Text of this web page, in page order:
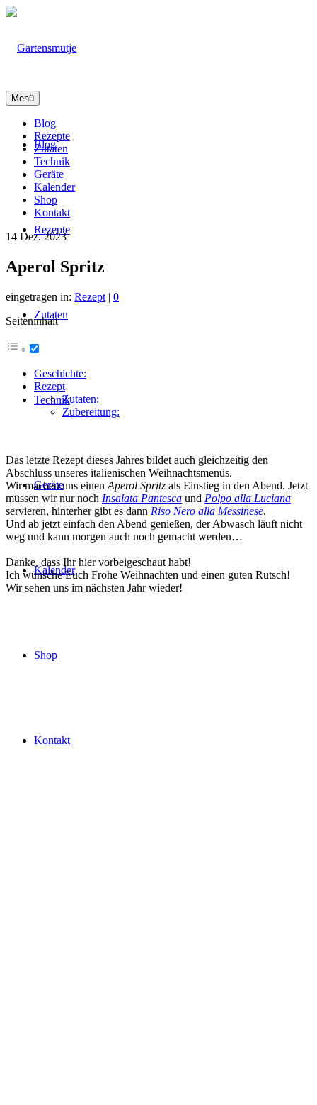
Blog
Rezepte
Zutaten
Technik
Geräte
Kalender
Shop
Kontakt
Menü
Blog
Rezepte
Zutaten
Technik
Geräte
Kalender
Shop
Kontakt
14 Dez. 2023
Aperol Spritz
eingetragen in: Rezept | 0
Seiteninhalt
Geschichte:
Rezept
Zutaten:
Zubereitung:
Das letzte Rezept dieses Jahres bildet auch gleichzeitig den
Abschluss unseres italienischen Weihnachtsmenüs.
Wir machen uns einen Aperol Spritz als Einstieg in den Abend. Jetzt
müssen wir nur noch Insalata Pantesca und Polpo alla Luciana
servieren, hinterher gibt es dann Riso Nero alla Messinese.
Und ab jetzt einfach den Abend genießen, der Abwasch läuft nicht
weg und kann morgen auch noch gemacht werden…
Danke, dass Ihr hier vorbeigeschaut habt!
Ich wünsche Euch Frohe Weihnachten und einen guten Rutsch!
Wir sehen uns im nächsten Jahr wieder!